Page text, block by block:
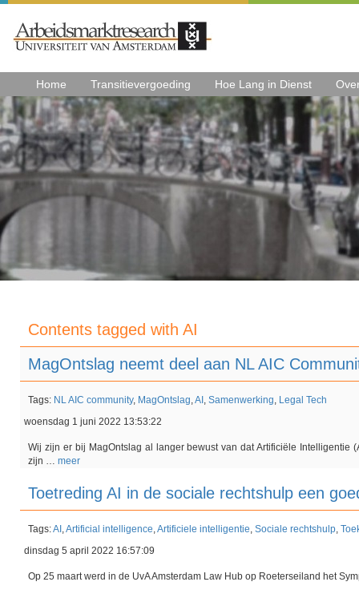
Home Transitievergoeding Hoe Lang in Dienst
Contents tagged with AI
MagOntslag neemt deel aan NL AIC
Tags: NL AIC community, MagOntslag,AI , Samenwerking, Legal Tech
woensdag 1 juni 2022 13:53:22
Wij zijn er bij MagOntslag al langer bewust van dat Artificiële
zijn … meer
Toetreding AI in de sociale rechtshulp een
Tags:AI ,Artificial intelligence,Artificiele intelligentie, Sociale rechtshulp,
dinsdag 5 april 2022 16:57:09
Op 25 maart werd in de UvA Amsterdam Law Hub op Roeterseiland het